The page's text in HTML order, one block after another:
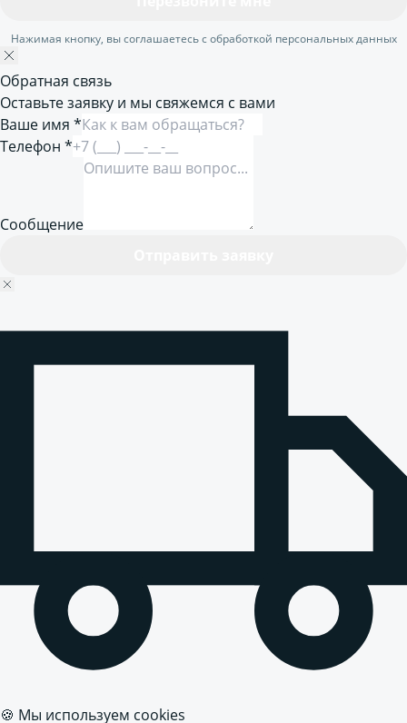
Нажимая кнопку, вы соглашаетесь с обработкой персональных данных
Обратная связь
Оставьте заявку и мы свяжемся с вами
Ваше имя *
Телефон *
Сообщение
🍪 Мы используем cookies